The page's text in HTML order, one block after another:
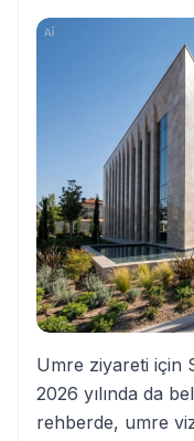
Umre ziyareti için
2026 yılında da
rehberde, umre